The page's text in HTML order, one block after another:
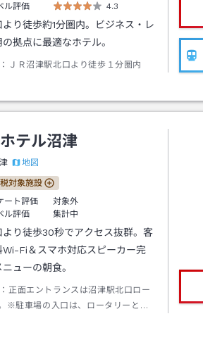
ル評価
4.3
り徒歩約1分圏内。ビジネス・レ
拠点に最適なホテル。
ＪＲ沼津駅北口より徒歩１分圏内
テル沼津
地図
対象施設
ート評価
対象外
ル評価
集計中
より徒歩30秒でアクセス抜群。客
Wi-Fi＆スマホ対応スピーカー完
ューの朝食。
正面エントランスは沼津駅北口ロー
※駐車場の入口は、ロータリーとは